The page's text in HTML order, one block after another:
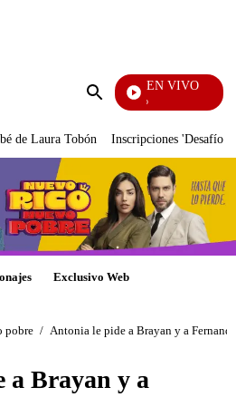
Enviar
EN VIVO
Yo Me Llamo
de Laura Tobón Inscripciones 'Desafío'
Exclusivo Web
pobre / Antonia le pide a Brayan y a
a Brayan y a